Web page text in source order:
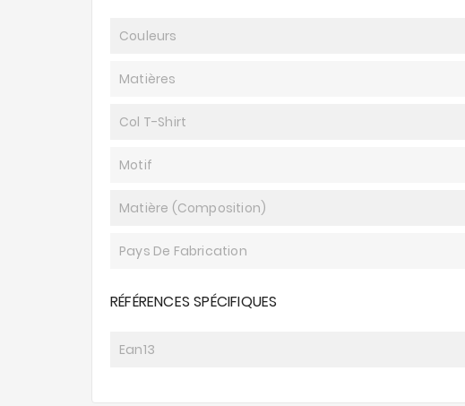
Couleurs
Matières
Col T-Shirt
Motif
Matière (composition)
Pays De Fabrication
RÉFÉRENCES SPÉCIFIQUES
Ean13